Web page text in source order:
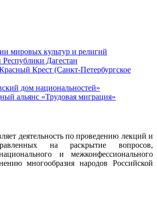
мировых культур и религий
Дагестан
Крест (Санкт-Петербургское
дом национальностей»
альянс «Трудовая миграция»
деятельность по проведению лекций и
на раскрытие вопросов,
и межконфессионального
многообразия народов Российской